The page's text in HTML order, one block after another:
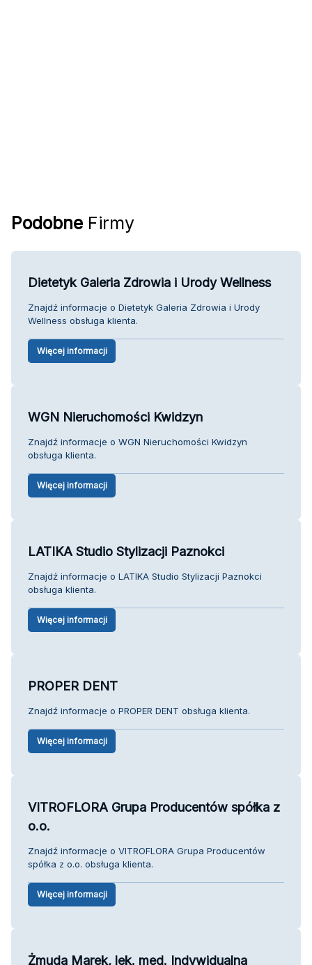
Podobne Firmy
Dietetyk Galeria Zdrowia i Urody Wellness
Znajdź informacje o Dietetyk Galeria Zdrowia i Urody
Wellness obsługa klienta.
Więcej informacji
WGN Nieruchomości Kwidzyn
Znajdź informacje o WGN Nieruchomości Kwidzyn
obsługa klienta.
Więcej informacji
LATIKA Studio Stylizacji Paznokci
Znajdź informacje o LATIKA Studio Stylizacji Paznokci
obsługa klienta.
Więcej informacji
PROPER DENT
Znajdź informacje o PROPER DENT obsługa klienta.
Więcej informacji
VITROFLORA Grupa Producentów spółka z
o.o.
Znajdź informacje o VITROFLORA Grupa Producentów
spółka z o.o. obsługa klienta.
Więcej informacji
Żmuda Marek, lek. med. Indywidualna